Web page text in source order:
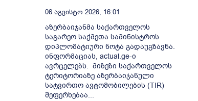
06 Აგვისტო 2026, 16:01
აზერბაიჯანმა საქართველოს
საგარეო საქმეთა სამინისტროს
დიპლომატიური ნოტა გადაუგზავნა.
ინფორმაციას, actual.ge-ი
ავრცელებს. მიზეზი საქართველოს
ტერიტორიაზე აზერბაიჯანული
სატვირთო ავტომობილების (TIR)
შეფერხებაა...